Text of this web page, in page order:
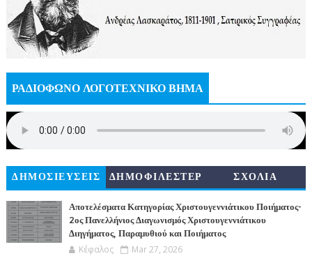
ΡΑΔΙΟΦΩΝΟ ΛΟΓΟΤΕΧΝΙΚΟ ΒΗΜΑ
ΔΗΜΟΣΙΕΥΣΕΙΣ
ΔΗΜΟΦΙΛΕΣΤΕΡ
ΣΧΟΛΙΑ
Αποτελέσματα Κατηγορίας Χριστουγεννιάτικου Ποιήματος-
2ος Πανελλήνιος Διαγωνισμός Χριστουγεννιάτικου
Διηγήματος, Παραμυθιού και Ποιήματος
Κέφαλος Mar 27, 2026